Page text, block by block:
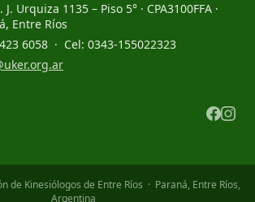
J. Urquiza 1135 – Piso 5° · CPA3100FFA ·
Entre Ríos
6058 · Cel: 0343-155022323
de Kinesiólogos de Entre Ríos · Paraná, Entre Ríos,
Argentina